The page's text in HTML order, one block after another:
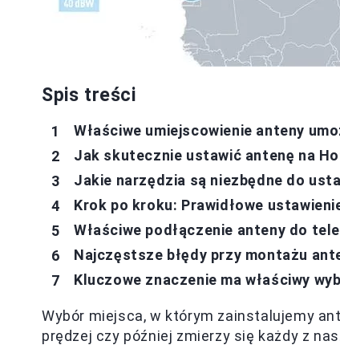
Spis treści
Właściwe umiejscowienie anteny
Jak skutecznie ustawić antenę na
Jakie narzędzia są niezbędne do
Krok po kroku: Prawidłowe
Właściwe podłączenie anteny do
Najczęstsze błędy przy montażu
Kluczowe znaczenie ma właściwy
Wybór miejsca, w którym zainstalujemy
prędzej czy później zmierzy się każdy z